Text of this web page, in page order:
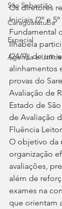
São Sebastião
Caraguatatuba
Especial
Agenda e
Os diretores
Iniciais (2º e
Fundamental
Ilhabela
(24/9), de um
alinhamentos
provas do
Avaliação de
Estado de
de Avaliação
Fluência
O objetivo da
organização
avaliações,
além de
exames na
que orientam